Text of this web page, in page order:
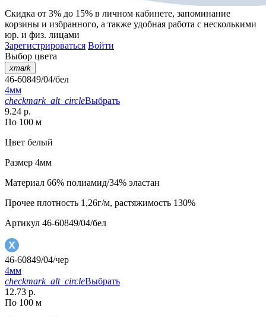
Скидка от 3% до 15% в личном кабинете, запоминание
корзины и избранного, а также удобная работа с несколькими
юр. и физ. лицами
Зарегистрироваться Войти
Выбор цвета
xmark
46-60849/04/бел
4мм
checkmark_alt_circleВыбрать
9.24 р.
По 100 м
Цвет белый
Размер 4мм
Материал 66% полиамид/34% эластан
Прочее плотность 1,26г/м, растяжимость 130%
Артикул 46-60849/04/бел
46-60849/04/чер
4мм
checkmark_alt_circleВыбрать
12.73 р.
По 100 м